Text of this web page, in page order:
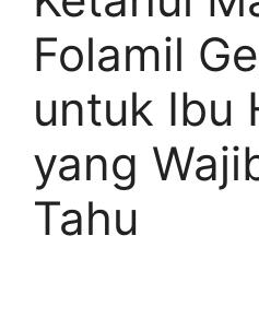
Folamil
untuk Ibu
yang
Tahu